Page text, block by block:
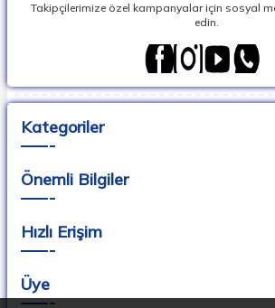
Takipçilerimize özel kampanyalar için sosyal
edin.
Kategoriler
Önemli Bilgiler
Hızlı Erişim
Üye